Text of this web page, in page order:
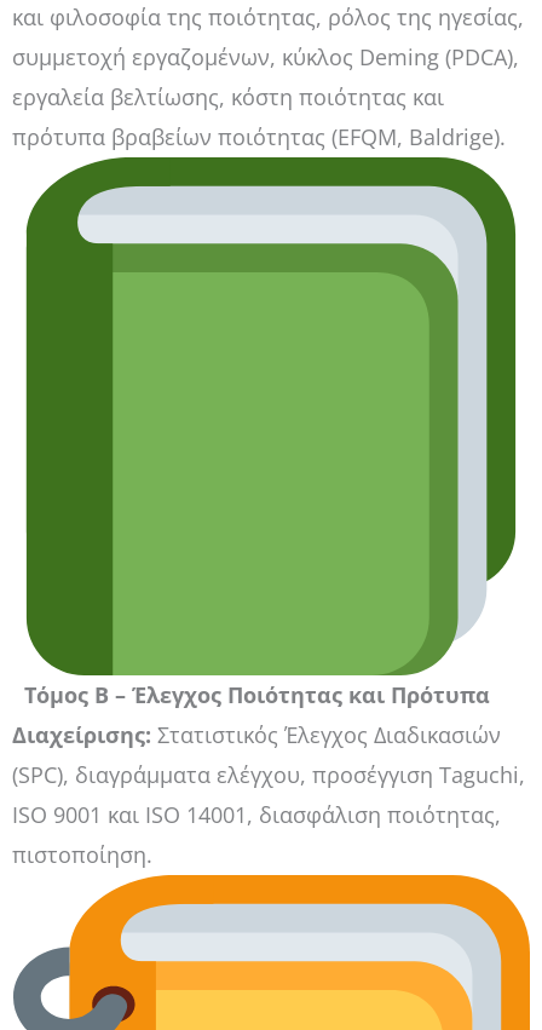
και φιλοσοφία της ποιότητας, ρόλος της ηγεσίας,
συμμετοχή εργαζομένων, κύκλος Deming (PDCA),
εργαλεία βελτίωσης, κόστη ποιότητας και
πρότυπα βραβείων ποιότητας (EFQM, Baldrige).
Τόμος Β – Έλεγχος Ποιότητας και Πρότυπα
Διαχείρισης: Στατιστικός Έλεγχος Διαδικασιών
(SPC), διαγράμματα ελέγχου, προσέγγιση Taguchi,
ISO 9001 και ISO 14001, διασφάλιση ποιότητας,
πιστοποίηση.